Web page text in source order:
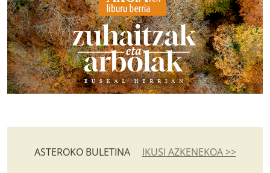
ASTEROKO BULETINA IKUSI AZKENEKOA >>